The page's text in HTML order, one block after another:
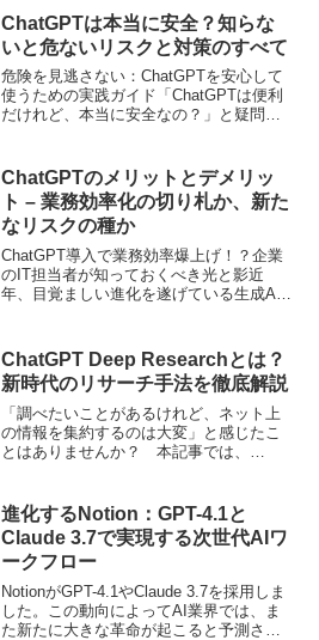
ChatGPTは本当に安全？知らな
いと危ないリスクと対策のすべて
危険を見逃さない：ChatGPTを安心して
使うための実践ガイド「ChatGPTは便利
だけれど、本当に安全なの？」と疑問に
外な落とし穴が報告されるケースも増え
ています。本...
ChatGPTのメリットとデメリッ
ト – 業務効率化の切り札か、新た
なリスクの種か
ChatGPT導入で業務効率爆上げ！？企業
のIT担当者が知っておくべき光と影近
年、目覚ましい進化を遂げている生成AI
然な文章生成能力は、ビジネスの様々な
領域で...
ChatGPT Deep Researchとは？
新時代のリサーチ手法を徹底解説
「調べたいことがあるけれど、ネット上
の情報を集約するのは大変」と感じたこ
とはありませんか？ 本記事では、
かに効率化し、信頼できる情報を得るた
めの一助となるのかを解説します。
進化するNotion：GPT-4.1と
Claude 3.7で実現する次世代AIワ
ークフロー
NotionがGPT-4.1やClaude 3.7を採用しま
した。この動向によってAI業界では、ま
た新たに大きな革命が起こると予測され